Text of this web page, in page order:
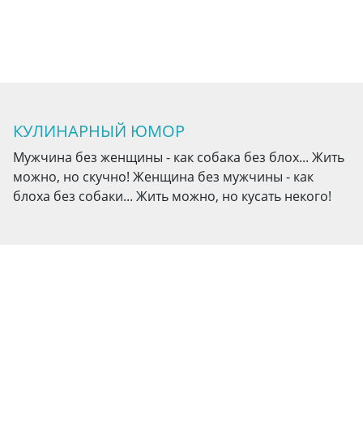
КУЛИНАРНЫЙ ЮМОР
Мужчина без женщины - как собака без блох... Жить
можно, но скучно! Женщина без мужчины - как
блоха без собаки... Жить можно, но кусать некого!